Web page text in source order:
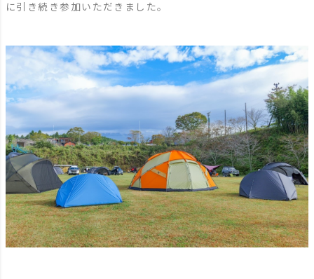
に引き続き参加いただきました。